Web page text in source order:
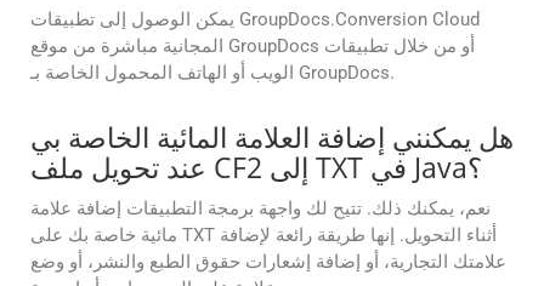
يمكن الوصول إلى تطبيقات GroupDocs.Conversion Cloud
المجانية مباشرة من موقع GroupDocs أو من خلال تطبيقات
الويب أو الهاتف المحمول الخاصة بـ GroupDocs.
هل يمكنني إضافة العلامة المائية الخاصة بي
عند تحويل ملف CF2 إلى TXT في Java؟
نعم، يمكنك ذلك. تتيح لك واجهة برمجة التطبيقات إضافة علامة
مائية خاصة بك على TXT أثناء التحويل. إنها طريقة رائعة لإضافة
علامتك التجارية، أو إضافة إشعارات حقوق الطبع والنشر، أو وضع